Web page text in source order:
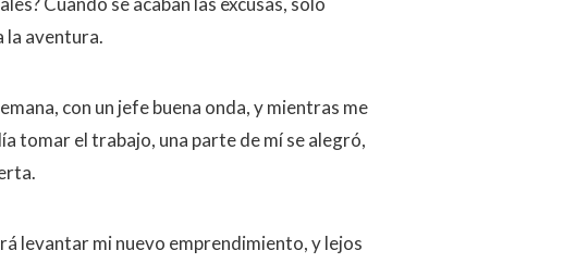
la aventura.
con un jefe buena onda, y mientras me
tomar el trabajo, una parte de mí se alegró,
levantar mi nuevo emprendimiento, y lejos